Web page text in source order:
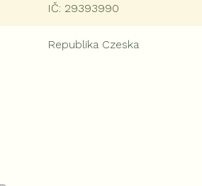
IČ: 29393990
Republika Czeska